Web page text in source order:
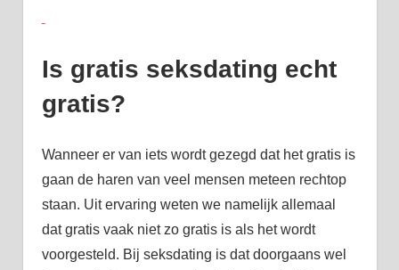
Is gratis seksdating echt
gratis?
Wanneer er van iets wordt gezegd dat het gratis is
gaan de haren van veel mensen meteen rechtop
staan. Uit ervaring weten we namelijk allemaal
dat gratis vaak niet zo gratis is als het wordt
voorgesteld. Bij seksdating is dat doorgaans wel